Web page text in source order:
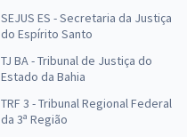
SEJUS ES - Secretaria da Justiça
do Espírito Santo
TJ BA - Tribunal de Justiça do
Estado da Bahia
TRF 3 - Tribunal Regional Federal
da 3ª Região